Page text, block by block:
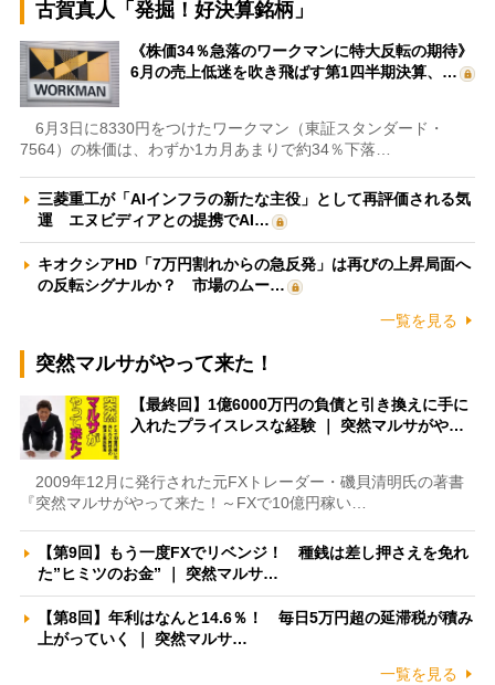
古賀真人「発掘！好決算銘柄」
《株価34％急落のワークマンに特大反転の期待》
6月の売上低迷を吹き飛ばす第1四半期決算、…
6月3日に8330円をつけたワークマン（東証スタンダード・
7564）の株価は、わずか1カ月あまりで約34％下落…
三菱重工が「AIインフラの新たな主役」として再評価される気
運 エヌビディアとの提携でAI…
キオクシアHD「7万円割れからの急反発」は再びの上昇局面へ
の反転シグナルか？ 市場のムー…
一覧を見る
突然マルサがやって来た！
【最終回】1億6000万円の負債と引き換えに手に
入れたプライスレスな経験 ｜ 突然マルサがや…
2009年12月に発行された元FXトレーダー・磯貝清明氏の著書
『突然マルサがやって来た！～FXで10億円稼い…
【第9回】もう一度FXでリベンジ！ 種銭は差し押さえを免れ
た”ヒミツのお金” ｜ 突然マルサ…
【第8回】年利はなんと14.6％！ 毎日5万円超の延滞税が積み
上がっていく ｜ 突然マルサ…
一覧を見る